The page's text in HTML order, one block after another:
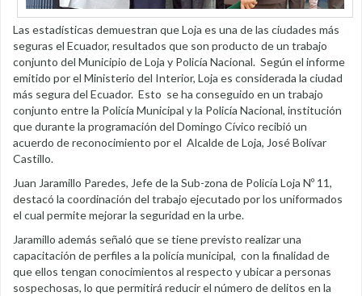
Las estadísticas demuestran que Loja es una de las ciudades más
seguras el Ecuador, resultados que son producto de un trabajo
conjunto del Municipio de Loja y Policía Nacional. Según el informe
emitido por el Ministerio del Interior, Loja es considerada la ciudad
más segura del Ecuador. Esto se ha conseguido en un trabajo
conjunto entre la Policía Municipal y la Policía Nacional, institución
que durante la programación del Domingo Cívico recibió un
acuerdo de reconocimiento por el Alcalde de Loja, José Bolívar
Castillo.
Juan Jaramillo Paredes, Jefe de la Sub-zona de Policía Loja Nº 11,
destacó la coordinación del trabajo ejecutado por los uniformados
el cual permite mejorar la seguridad en la urbe.
Jaramillo además señaló que se tiene previsto realizar una
capacitación de perfiles a la policía municipal, con la finalidad de
que ellos tengan conocimientos al respecto y ubicar a personas
sospechosas, lo que permitirá reducir el número de delitos en la